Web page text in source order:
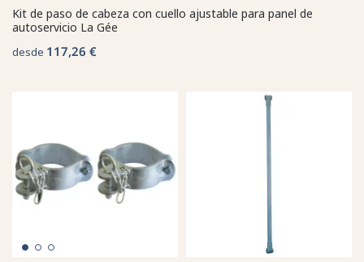
Kit de paso de cabeza con cuello ajustable para panel de
autoservicio La Gée
desde 117,26 €